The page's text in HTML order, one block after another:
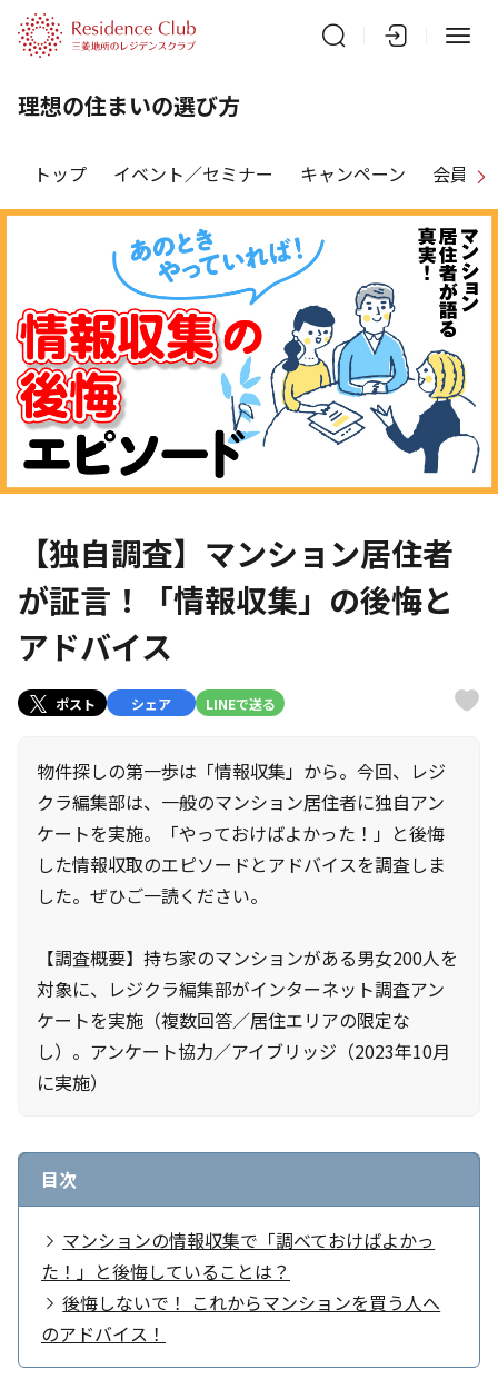
理想の住まいの選び方
トップ イベント／セミナー キャンペーン 会員特
【独自調査】マンション居住者
が証言！「情報収集」の後悔と
アドバイス
ポスト シェア LINEで送る
物件探しの第一歩は「情報収集」から。今回、レジ
クラ編集部は、一般のマンション居住者に独自アン
ケートを実施。「やっておけばよかった！」と後悔
した情報収取のエピソードとアドバイスを調査しま
した。ぜひご一読ください。
【調査概要】持ち家のマンションがある男女200人を
対象に、レジクラ編集部がインターネット調査アン
ケートを実施（複数回答／居住エリアの限定な
し）。アンケート協力／アイブリッジ（2023年10月
に実施）
目次
マンションの情報収集で「調べておけばよかっ
た！」と後悔していることは？
後悔しないで！ これからマンションを買う人へ
のアドバイス！